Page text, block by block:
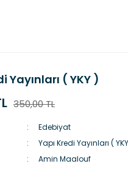
Yayınları ( YKY )
350,00 TL
Edebiyat
Yapı Kredi Yayınları (
Amin Maalouf